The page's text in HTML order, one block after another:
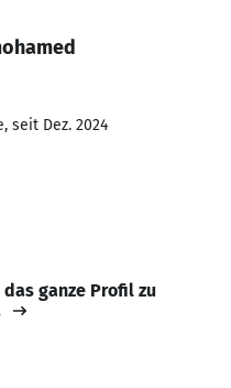
seit Dez. 2024
ganze Profil zu